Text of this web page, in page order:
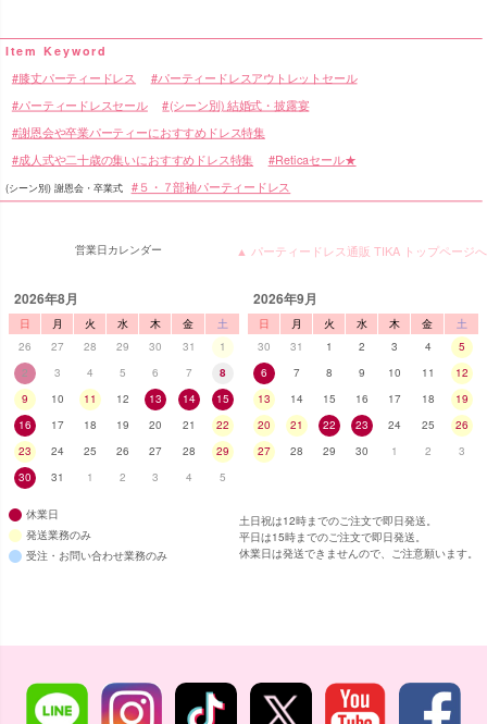
膝丈パーティードレス パーティードレスアウトレットセール
パーティードレスセール (シーン別) 結婚式・披露宴
謝恩会や卒業パーティーにおすすめドレス特集
成人式や二十歳の集いにおすすめドレス特集
Reticaセール★
(シーン別) 謝恩会・卒業式 ５・７部袖パーティードレス
▲ パーティードレス通販 TIKA トップページへ
営業日カレンダー
2026年8月
日 月 火 水 木 金
土
26
27 28 29 30 31
1
2
3 4 5 6 7
8
9
10 11 12 13 14
15
16
17 18 19 20 21
22
23
24 25 26 27 28
29
30
31 1 2 3 4 5
2026年9月
日 月 火 水 木 金
土
30
31 1 2 3 4
5
6
7 8 9 10 11
12
13
14 15 16 17 18
19
20
21 22 23 24 25
26
27
28 29 30 1 2 3
休業日
発送業務のみ
受注・お問い合わせ業務のみ
土日祝は12時までのご注文で即日発送。
平日は15時までのご注文で即日発送。
休業日は発送できませんので、ご注意願います。